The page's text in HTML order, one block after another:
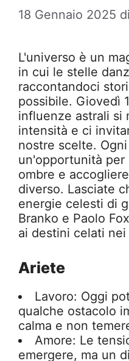
18 Gennaio 2025 di
L'universo è un
in cui le stelle
raccontandoci
possibile. Giovedì
influenze astrali si
intensità e ci
nostre scelte.
un'opportunità per
ombre e
diverso. Lasciate
energie celesti di
Branko e Paolo
ai destini celati nei
Ariete
Lavoro: Oggi
qualche ostacolo
calma e non
Amore: Le
emergere, ma un